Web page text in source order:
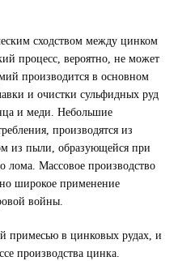
сходством между цинком
процесс, вероятно, не может
производится в основном
и очистки сульфидных руд
и меди. Небольшие
производятся из
из пыли, образующейся при
лома. Массовое производство
широкое применение
войны.
примесью в цинковых рудах, и
производства цинка.